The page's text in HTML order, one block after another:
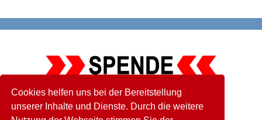
Cookies helfen uns bei der Bereitstellung
unserer Inhalte und Dienste. Durch die weitere
Bitte unterstützen Sie unseren
ehrenamtlichen Einsatz.